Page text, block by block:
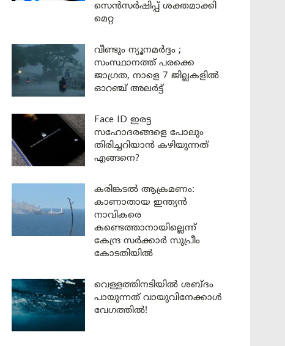
സെൻസർഷിപ്പ് ശക്തമാക്കി
മെറ്റ
വീണ്ടും ന്യൂനമർദ്ദം ;
സംസ്ഥാനത്ത് പരക്കെ
ജാഗ്രത, നാളെ 7 ജില്ലകളിൽ
ഓറഞ്ച് അലർട്ട്
Face ID ഇരട്ട
സഹോദരങ്ങളെ പോലും
തിരിച്ചറിയാൻ കഴിയുന്നത്
എങ്ങനെ?
കരിങ്കടൽ ആക്രമണം:
കാണാതായ ഇന്ത്യൻ
നാവികരെ
കണ്ടെത്താനായില്ലെന്ന്
കേന്ദ്ര സർക്കാർ സുപ്രീം
കോടതിയിൽ
വെള്ളത്തിനടിയിൽ ശബ്ദം
പായുന്നത് വായുവിനേക്കാൾ
വേഗത്തിൽ!